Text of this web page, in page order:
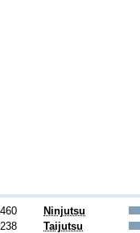
Ninjutsu
Taijutsu